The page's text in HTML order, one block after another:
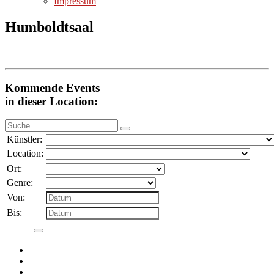
Humboldtsaal
Kommende Events
in dieser Location:
Suche
nach:
Künstler:
Location:
Ort:
Genre:
Von:
Bis: